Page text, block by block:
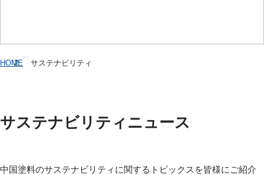
HOME サステナビリティ
サステナビリティニュース
中国塗料のサステナビリティに関するトピックスを皆様にご紹介